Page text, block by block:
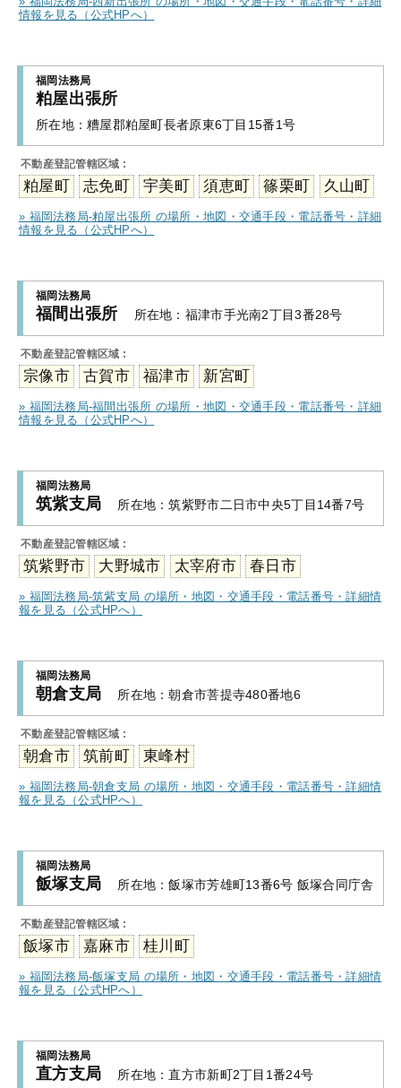
情報を見る（公式HPへ）
福岡法務局
粕屋出張所
所在地：糟屋郡粕屋町長者原東6丁目15番1号
不動産登記管轄区域 :
粕屋町 志免町 宇美町 須恵町 篠栗町 久山町
» 福岡法務局-粕屋出張所 の場所・地図・交通手段・電話番号・詳細
情報を見る（公式HPへ）
福岡法務局
福間出張所 所在地： 福津市手光南2丁目3番28号
不動産登記管轄区域 :
宗像市 古賀市 福津市 新宮町
» 福岡法務局-福間出張所 の場所・地図・交通手段・電話番号・詳細
情報を見る（公式HPへ）
福岡法務局
筑紫支局 所在地：筑紫野市二日市中央5丁目14番7号
不動産登記管轄区域 :
筑紫野市 大野城市 太宰府市 春日市
» 福岡法務局-筑紫支局 の場所・地図・交通手段・電話番号・詳細情
報を見る（公式HPへ）
福岡法務局
朝倉支局 所在地：朝倉市菩提寺480番地6
不動産登記管轄区域 :
朝倉市 筑前町 東峰村
» 福岡法務局-朝倉支局 の場所・地図・交通手段・電話番号・詳細情
報を見る（公式HPへ）
福岡法務局
飯塚支局 所在地：飯塚市芳雄町13番6号 飯塚合同庁舎
不動産登記管轄区域 :
飯塚市 嘉麻市 桂川町
» 福岡法務局-飯塚支局 の場所・地図・交通手段・電話番号・詳細情
報を見る（公式HPへ）
福岡法務局
直方支局 所在地：直方市新町2丁目1番24号